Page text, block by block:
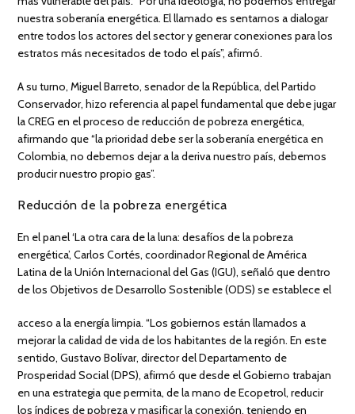
nuestra soberanía energética. El llamado es sentarnos a dialogar
entre todos los actores del sector y generar conexiones para los
estratos más necesitados de todo el país”, afirmó.
A su turno, Miguel Barreto, senador de la República, del Partido
Conservador, hizo referencia al papel fundamental que debe jugar
la CREG en el proceso de reducción de pobreza energética,
afirmando que “la prioridad debe ser la soberanía energética en
Colombia, no debemos dejar a la deriva nuestro país, debemos
producir nuestro propio gas”.
Reducción de la pobreza energética
En el panel ‘La otra cara de la luna: desafíos de la pobreza
energética’, Carlos Cortés, coordinador Regional de América
Latina de la Unión Internacional del Gas (IGU), señaló que dentro
de los Objetivos de Desarrollo Sostenible (ODS) se establece el
acceso a la energía limpia. “Los gobiernos están llamados a
mejorar la calidad de vida de los habitantes de la región. En este
sentido, Gustavo Bolívar, director del Departamento de
Prosperidad Social (DPS), afirmó que desde el Gobierno trabajan
en una estrategia que permita, de la mano de Ecopetrol, reducir
los índices de pobreza y masificar la conexión, teniendo en